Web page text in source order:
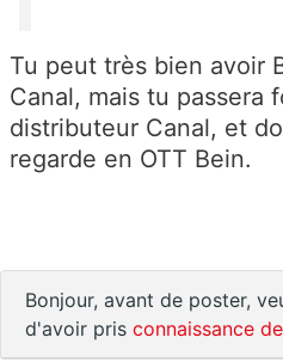
Tu peut très bien avoir
Canal, mais tu passera
distributeur Canal, et
regarde en OTT Bein.
Bonjour, avant de poster,
d'avoir pris connaissance